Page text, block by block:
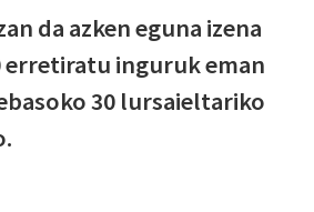
da azken eguna izena
erretiratu inguruk eman
30 lursaieltariko